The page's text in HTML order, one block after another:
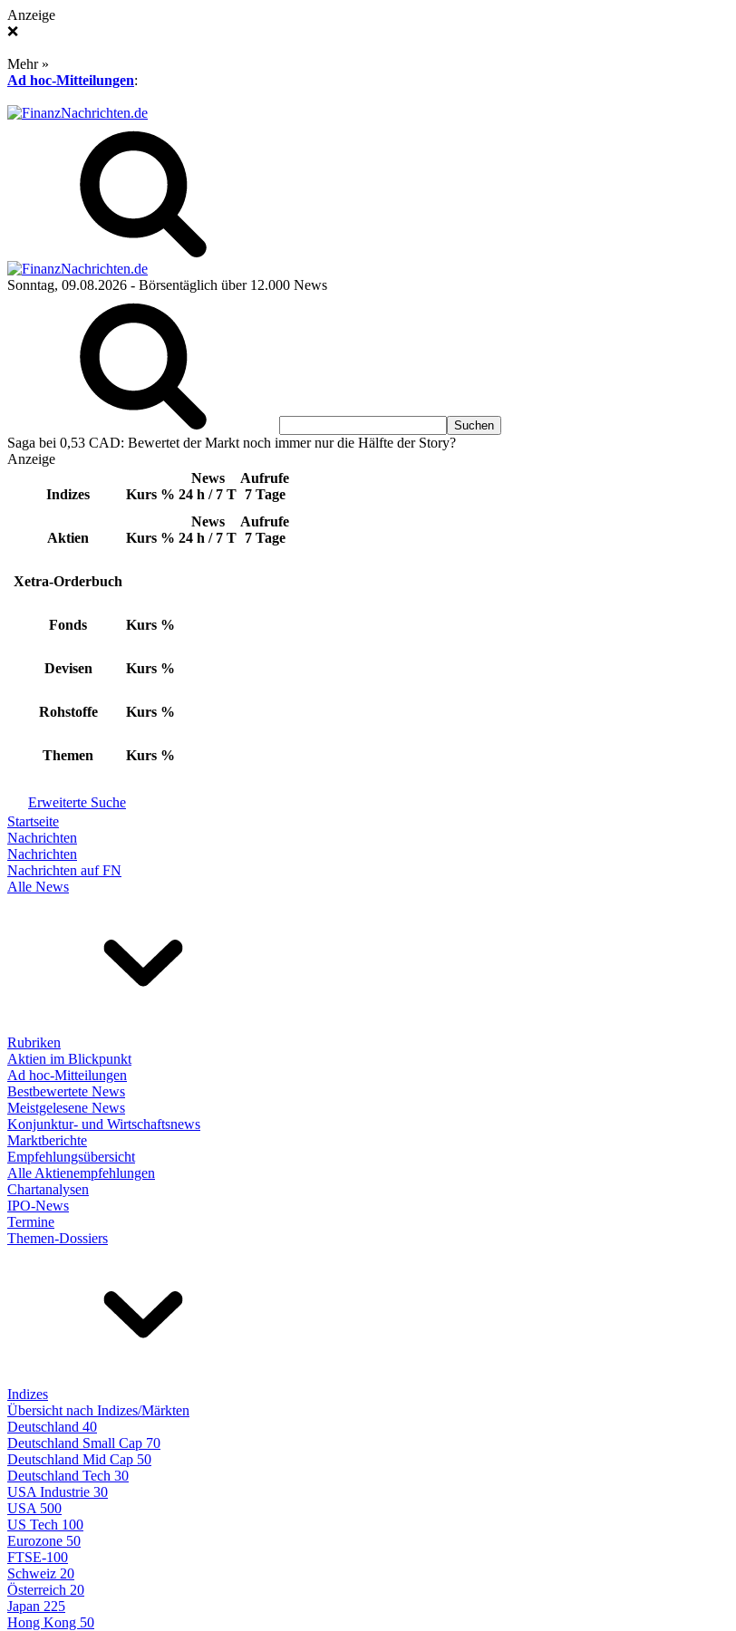
Anzeige
❌
Mehr »
Ad hoc-Mitteilungen:
Sonntag, 09.08.2026 - Börsentäglich über 12.000 News
Saga bei 0,53 CAD: Bewertet der Markt noch immer nur die Hälfte der Story?
Anzeige
Indizes Kurs %
News
24 h / 7 T
Aufrufe
7 Tage
Aktien Kurs %
News
24 h / 7 T
Aufrufe
7 Tage
Xetra-Orderbuch
Fonds Kurs %
Devisen Kurs %
Rohstoffe Kurs %
Themen Kurs %
Erweiterte Suche
Startseite
Nachrichten
Nachrichten
Nachrichten auf FN
Alle News
Rubriken
Aktien im Blickpunkt
Ad hoc-Mitteilungen
Bestbewertete News
Meistgelesene News
Konjunktur- und Wirtschaftsnews
Marktberichte
Empfehlungsübersicht
Alle Aktienempfehlungen
Chartanalysen
IPO-News
Termine
Themen-Dossiers
Indizes
Übersicht nach Indizes/Märkten
Deutschland 40
Deutschland Small Cap 70
Deutschland Mid Cap 50
Deutschland Tech 30
USA Industrie 30
USA 500
US Tech 100
Eurozone 50
FTSE-100
Schweiz 20
Österreich 20
Japan 225
Hong Kong 50